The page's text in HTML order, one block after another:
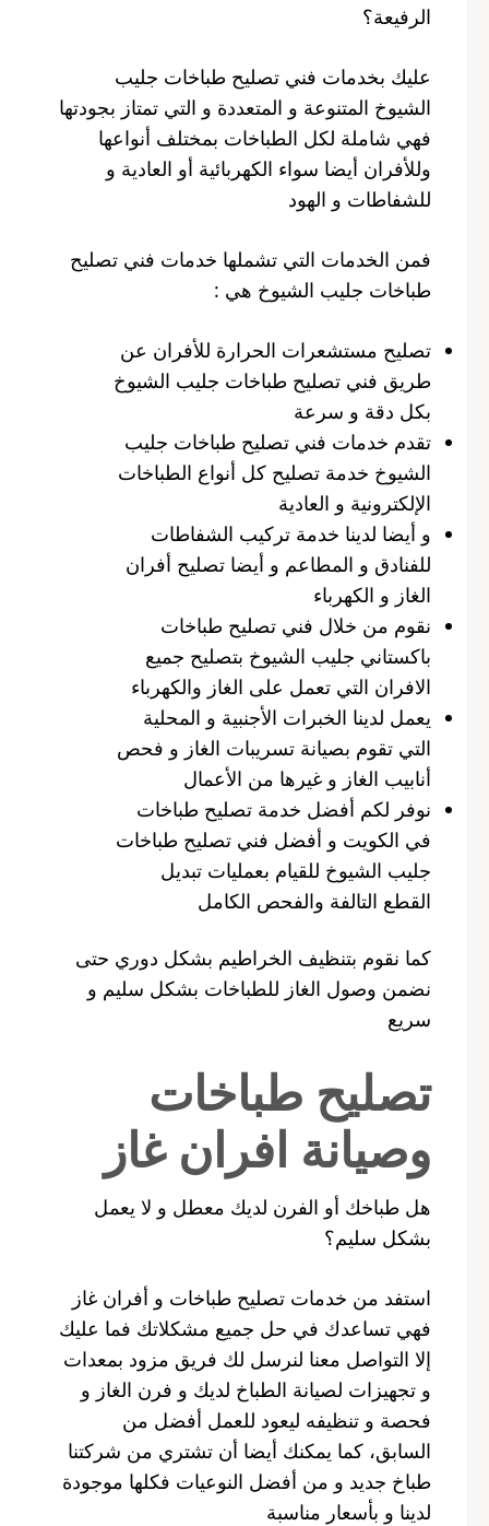
الرفيعة؟
عليك بخدمات فني تصليح طباخات جليب
الشيوخ المتنوعة و المتعددة و التي تمتاز بجودتها
فهي شاملة لكل الطباخات بمختلف أنواعها
وللأفران أيضا سواء الكهربائية أو العادية و
للشفاطات و الهود
فمن الخدمات التي تشملها خدمات فني تصليح
طباخات جليب الشيوخ هي :
تصليح مستشعرات الحرارة للأفران عن
طريق فني تصليح طباخات جليب الشيوخ
بكل دقة و سرعة
تقدم خدمات فني تصليح طباخات جليب
الشيوخ خدمة تصليح كل أنواع الطباخات
الإلكترونية و العادية
و أيضا لدينا خدمة تركيب الشفاطات
للفنادق و المطاعم و أيضا تصليح أفران
الغاز و الكهرباء
نقوم من خلال فني تصليح طباخات
باكستاني جليب الشيوخ بتصليح جميع
الافران التي تعمل على الغاز والكهرباء
يعمل لدينا الخبرات الأجنبية و المحلية
التي تقوم بصيانة تسريبات الغاز و فحص
أنابيب الغاز و غيرها من الأعمال
نوفر لكم أفضل خدمة تصليح طباخات
في الكويت و أفضل فني تصليح طباخات
جليب الشيوخ للقيام بعمليات تبديل
القطع التالفة والفحص الكامل
كما نقوم بتنظيف الخراطيم بشكل دوري حتى
نضمن وصول الغاز للطباخات بشكل سليم و
سريع
تصليح طباخات
وصيانة افران غاز
هل طباخك أو الفرن لديك معطل و لا يعمل
بشكل سليم؟
استفد من خدمات تصليح طباخات و أفران غاز
فهي تساعدك في حل جميع مشكلاتك فما عليك
إلا التواصل معنا لنرسل لك فريق مزود بمعدات
و تجهيزات لصيانة الطباخ لديك و فرن الغاز و
فحصة و تنظيفه ليعود للعمل أفضل من
السابق، كما يمكنك أيضا أن تشتري من شركتنا
طباخ جديد و من أفضل النوعيات فكلها موجودة
لدينا و بأسعار مناسبة